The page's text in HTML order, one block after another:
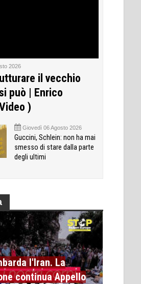
2026
il vecchio
può | Enrico
)
Giovedì 06 Agosto 2026
Guccini, Schlein: non ha mai
smesso di stare dalla parte
degli ultimi
l'Iran. La
continua Appello